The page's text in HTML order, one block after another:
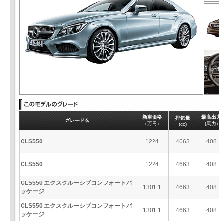
グレード名
新車価格
（万円）
排気量
(cc)
最高出
(馬力)
CLS550 1224 4663 408
CLS550 1224 4663 408
CLS550 エクスクルーシブコンフォートパ
ッケージ
1301.1 4663 408
CLS550 エクスクルーシブコンフォートパ
ッケージ
1301.1 4663 408